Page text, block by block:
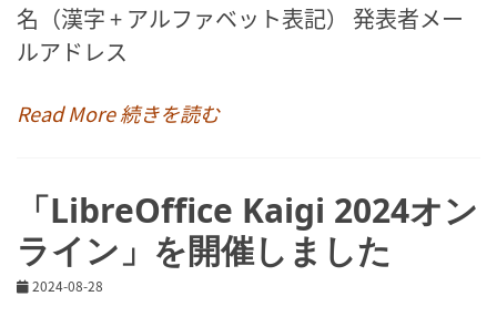
名（漢字 + アルファベット表記） 発表者メー
ルアドレス
Read More 続きを読む
「LibreOffice Kaigi 2024オン
ライン」を開催しました
2024-08-28